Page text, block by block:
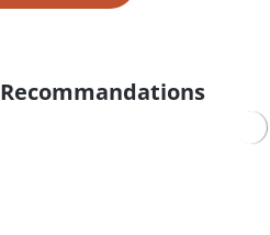
Recommandations